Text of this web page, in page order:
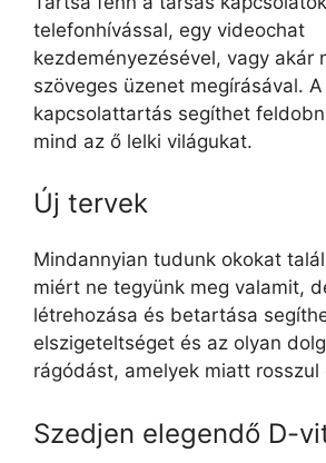
telefonhívással, egy videochat
kezdeményezésével, vagy akár
szöveges üzenet megírásával.
kapcsolattartás segíthet
mind az ő lelki világukat.
Új tervek
Mindannyian tudunk okokat
miért ne tegyünk meg valamit,
létrehozása és betartása
elszigeteltséget és az olyan
rágódást, amelyek miatt rosszul
Szedjen elegendő D-